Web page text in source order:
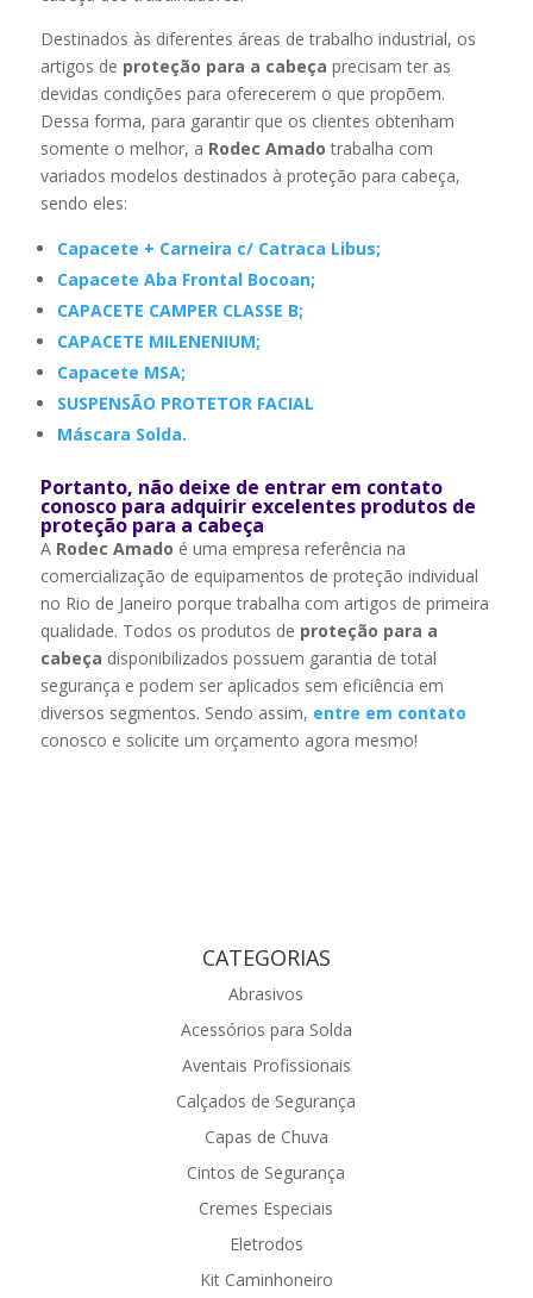
Destinados às diferentes áreas de trabalho industrial, os
artigos de proteção para a cabeça precisam ter as
devidas condições para oferecerem o que propõem.
Dessa forma, para garantir que os clientes obtenham
somente o melhor, a Rodec Amadotrabalha com
variados modelos destinados à proteção para cabeça,
sendo eles:
Capacete + Carneira c/ Catraca Libus;
Capacete Aba Frontal Bocoan;
CAPACETE CAMPER CLASSE B;
CAPACETE MILENENIUM;
Capacete MSA;
SUSPENSÃO PROTETOR FACIAL
Máscara Solda.
Portanto, não deixe de entrar em contato
conosco para adquirir excelentes produtos de
proteção para a cabeça
A Rodec Amado é uma empresa referência na
comercialização de equipamentos de proteção individual
no Rio de Janeiro porque trabalha com artigos de primeira
qualidade. Todos os produtos de proteção para a
cabeça disponibilizados possuem garantia de total
segurança e podem ser aplicados sem eficiência em
diversos segmentos. Sendo assim, entre em contato
conosco e solicite um orçamento agora mesmo!
CATEGORIAS
Abrasivos
Acessórios para Solda
Aventais Profissionais
Calçados de Segurança
Capas de Chuva
Cintos de Segurança
Cremes Especiais
Eletrodos
Kit Caminhoneiro